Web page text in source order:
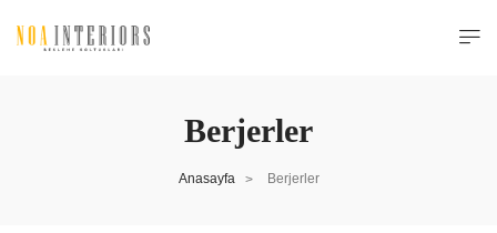
Berjerler
Anasayfa > Berjerler